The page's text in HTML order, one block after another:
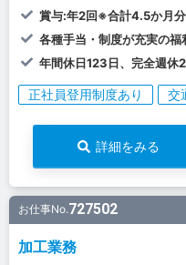
賞与:年2回※合計4.5か月
各種手当・制度が充実の福
年間休日123日、完全週休2
正社員登用制度あり 交
詳細をみる
お仕事No.727502
加工業務